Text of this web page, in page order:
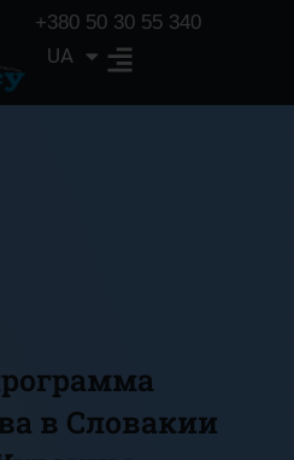
+380 50 30 55 340
UA
EN
в Словакии